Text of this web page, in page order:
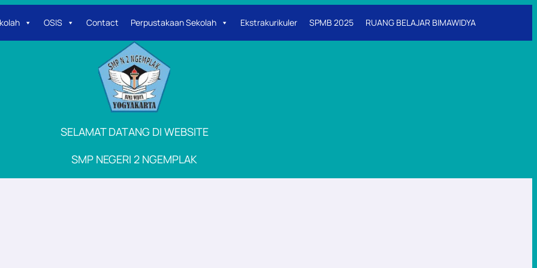
OSIS Contact Perpustakaan Sekolah Ekstrakurikuler SPMB 2025 RUANG BELAJAR BIMAWIDYA
SELAMAT DATANG DI WEBSITE
SMP NEGERI 2 NGEMPLAK